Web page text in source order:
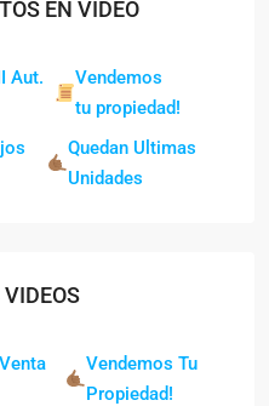
EN VIDEO
Aut.
Vendemos
tu propiedad!
Quedan Ultimas
Unidades
Vendemos Tu
Propiedad!